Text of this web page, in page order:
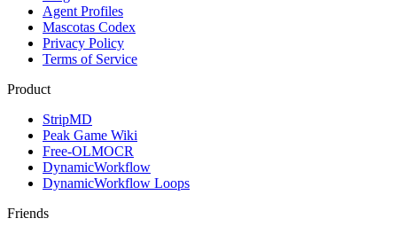
Agent Profiles
Mascotas Codex
Privacy Policy
Terms of Service
Product
StripMD
Peak Game Wiki
Free-OLMOCR
DynamicWorkflow
DynamicWorkflow Loops
Friends